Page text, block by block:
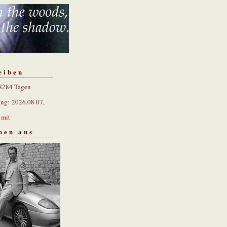
Tagen
2026.08.07,
mit
aus